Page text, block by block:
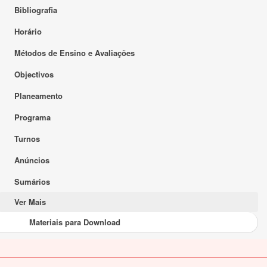
Bibliografia
Horário
Métodos de Ensino e Avaliações
Objectivos
Planeamento
Programa
Turnos
Anúncios
Sumários
Ver Mais
Materiais para Download